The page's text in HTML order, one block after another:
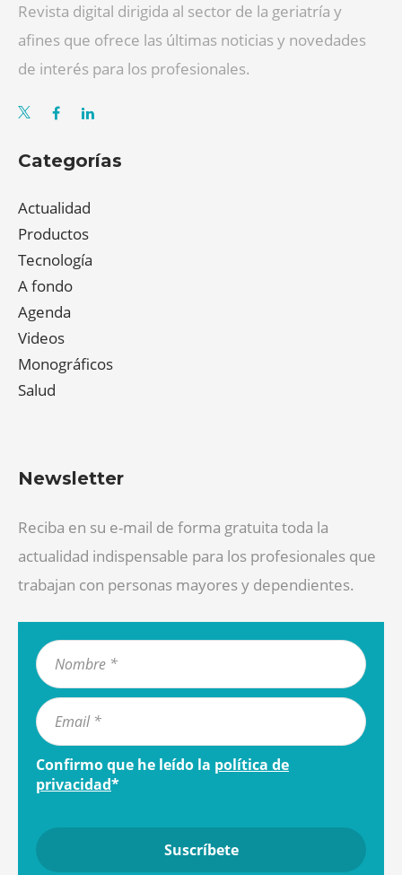
Revista digital dirigida al sector de la geriatría y
afines que ofrece las últimas noticias y novedades
de interés para los profesionales.
Categorías
Actualidad
Productos
Tecnología
A fondo
Agenda
Videos
Monográficos
Salud
Newsletter
Reciba en su e-mail de forma gratuita toda la
actualidad indispensable para los profesionales que
trabajan con personas mayores y dependientes.
Confirmo que he leído la política de
privacidad*